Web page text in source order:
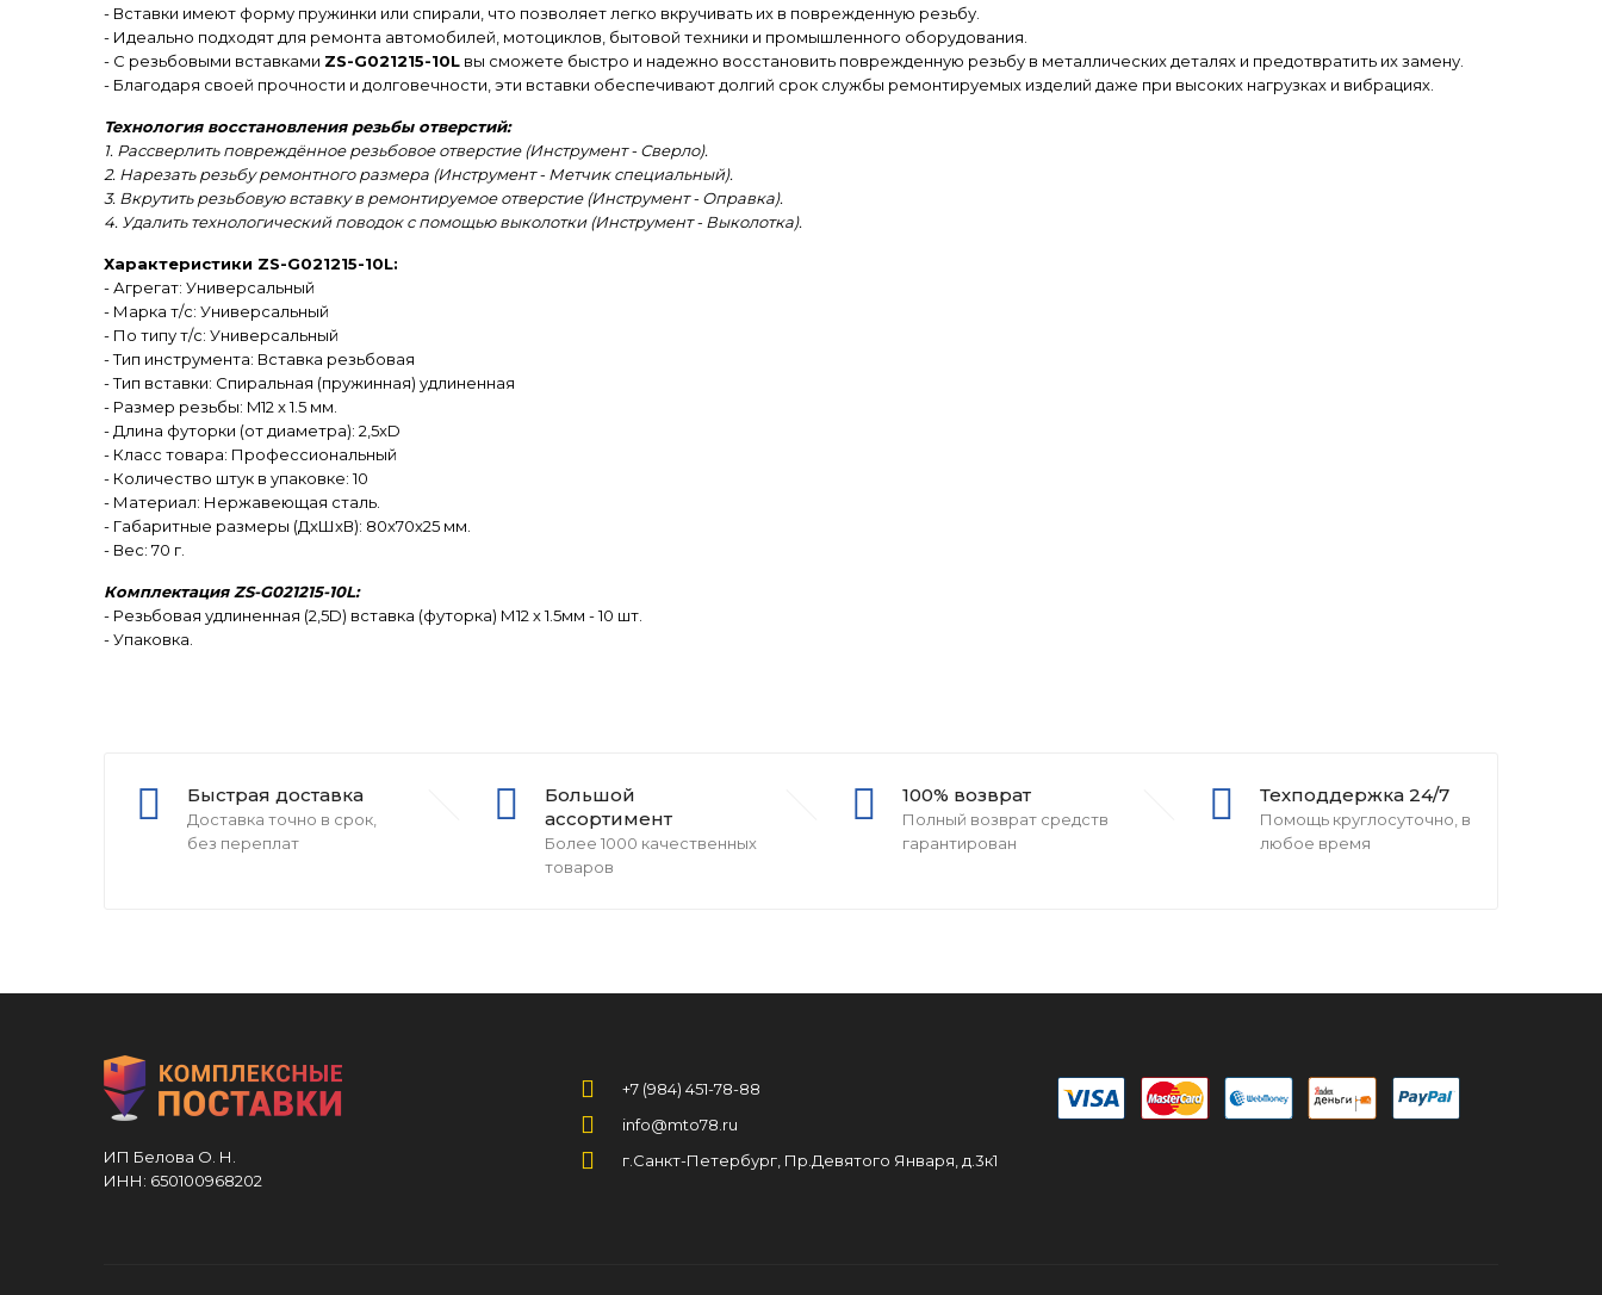
- Вставки имеют форму пружинки или спирали, что позволяет легко вкручивать их в поврежденную резьбу.
- Идеально подходят для ремонта автомобилей, мотоциклов, бытовой техники и промышленного оборудования.
- С резьбовыми вставками ZS-G021215-10L вы сможете быстро и надежно восстановить поврежденную резьбу в металлических деталях и предотвратить их замену.
- Благодаря своей прочности и долговечности, эти вставки обеспечивают долгий срок службы ремонтируемых изделий даже при высоких нагрузках и вибрациях.
Технология восстановления резьбы отверстий:
1. Рассверлить повреждённое резьбовое отверстие (Инструмент - Сверло).
2. Нарезать резьбу ремонтного размера (Инструмент - Метчик специальный).
3. Вкрутить резьбовую вставку в ремонтируемое отверстие (Инструмент - Оправка).
4. Удалить технологический поводок с помощью выколотки (Инструмент - Выколотка).
Характеристики ZS-G021215-10L:
- Агрегат: Универсальный
- Марка т/с: Универсальный
- По типу т/с: Универсальный
- Тип инструмента: Вставка резьбовая
- Тип вставки: Спиральная (пружинная) удлиненная
- Размер резьбы: M12 x 1.5 мм.
- Длина футорки (от диаметра): 2,5xD
- Класс товара: Профессиональный
- Количество штук в упаковке: 10
- Материал: Нержавеющая сталь.
- Габаритные размеры (ДxШxВ): 80x70x25 мм.
- Вес: 70 г.
Комплектация ZS-G021215-10L:
- Резьбовая удлиненная (2,5D) вставка (футорка) М12 х 1.5мм - 10 шт.
- Упаковка.
Быстрая доставка
Доставка точно в срок,
без переплат
Большой
ассортимент
Более 1000 качественных
товаров
100% возврат
Полный возврат средств
гарантирован
Техподдержка 24/7
Помощь круглосуточно, в
любое время
ИП Белова О. Н.
ИНН: 650100968202
+7 (984) 451-78-88
info@mto78.ru
г.Санкт-Петербург, Пр.Девятого Января, д.3к1